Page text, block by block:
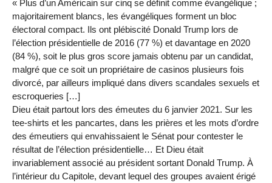
« Plus d’un Américain sur cinq se définit comme évangélique ;
majoritairement blancs, les évangéliques forment un bloc
électoral compact. Ils ont plébiscité Donald Trump lors de
l’élection présidentielle de 2016 (77 %) et davantage en 2020
(84 %), soit le plus gros score jamais obtenu par un candidat,
malgré que ce soit un propriétaire de casinos plusieurs fois
divorcé, par ailleurs impliqué dans divers scandales sexuels et
escroqueries […]
Dieu était partout lors des émeutes du 6 janvier 2021. Sur les
tee-shirts et les pancartes, dans les prières et les mots d’ordre
des émeutiers qui envahissaient le Sénat pour contester le
résultat de l’élection présidentielle… Et Dieu était
invariablement associé au président sortant Donald Trump. À
l’intérieur du Capitole, devant lequel des groupes avaient érigé